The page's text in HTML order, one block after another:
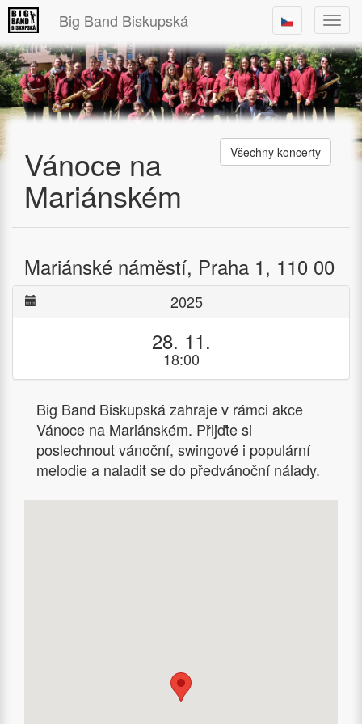
menu
Big Band Biskupská
Všechny koncerty
Vánoce na
Mariánském
Mariánské náměstí, Praha 1, 110 00
2025
28. 11.
18:00
Big Band Biskupská zahraje v rámci akce
Vánoce na Mariánském. Přijďte si
poslechnout vánoční, swingové i populární
melodie a naladit se do předvánoční nálady.